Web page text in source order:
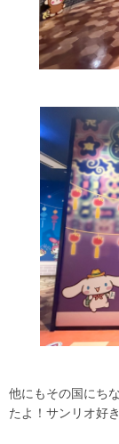
他にもその国にち
たよ！サンリオ好